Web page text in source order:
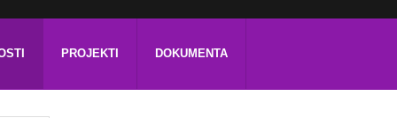
PROJEKTI DOKUMENTA